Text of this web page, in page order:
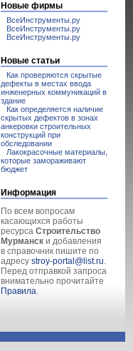
Новые фирмы
ВсеИнструменты.ру
ВсеИнструменты.ру
ВсеИнструменты.ру
Новые статьи
Как проверяются скрытые
дефекты в местах ввода
инженерных коммуникаций в
здание
Как определяется наличие
скрытых дефектов в зонах
анкеровки строительных
конструкций при
обследовании
Лакокрасочные материалы,
которые замораживают
бюджет
Информация
По всем вопросам
касающихся работы
ресурса Строительство
Мурманск и добавления
в справочник пишите по
адресу stroy-portal@list.ru.
Перед отправкой запроса
внимательно прочитайте
Правила.